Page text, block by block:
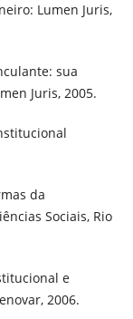
Lumen Juris,
sua
Juris, 2005.
da
Sociais, Rio
e
2006.